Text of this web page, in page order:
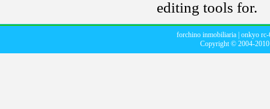
editing tools for.
forchino inmobiliaria onkyo rc-
Copyright © 2004-